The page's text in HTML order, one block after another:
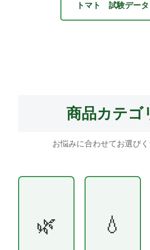
トマト 試験データ
商品カテゴ
お悩みに合わせてお選び
🌿 💧